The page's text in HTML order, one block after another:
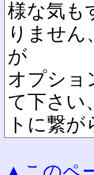
様な気も
りません
が
オプショ
て下さい
トに繋